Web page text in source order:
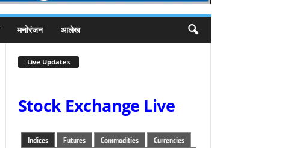
मनोरंजन आलेख
Live Updates
Stock Exchange Live